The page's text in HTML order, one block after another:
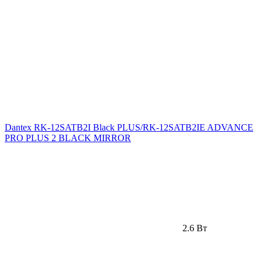
Dantex RK-12SATB2I Black PLUS/RK-12SATB2IE ADVANCE
PRO PLUS 2 BLACK MIRROR
2.6 Вт